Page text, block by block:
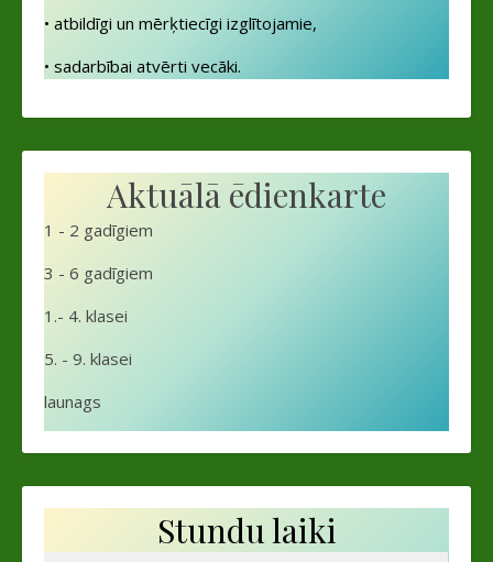
• atbildīgi un mērķtiecīgi izglītojamie,
• sadarbībai atvērti vecāki.
Aktuālā ēdienkarte
1 - 2 gadīgiem
3 - 6 gadīgiem
1.- 4. klasei
5. - 9. klasei
launags
Stundu laiki